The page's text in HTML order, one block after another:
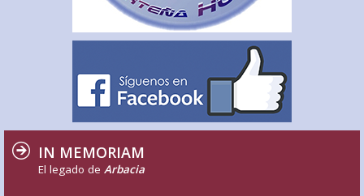
IN MEMORIAM
El legado de Arbacia